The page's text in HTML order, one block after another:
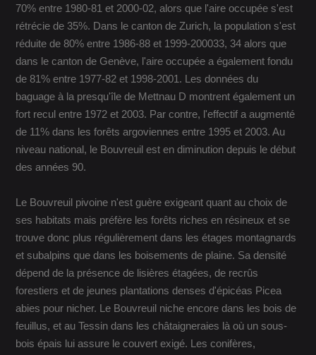
70% entre 1980-81 et 2000-02, alors que l'aire occupée s'est
rétrécie de 35%. Dans le canton de Zurich, la population s'est
réduite de 80% entre 1986-88 et 1999-200033, 34 alors que
dans le canton de Genève, l'aire occupée a également fondu
de 81% entre 1977-82 et 1998-2001. Les données du
baguage à la presqu'île de Mettnau D montrent également un
fort recul entre 1972 et 2003. Par contre, l'effectif a augmenté
de 11% dans les forêts argoviennes entre 1995 et 2003. Au
niveau national, le Bouvreuil est en diminution depuis le début
des années 90.
Le Bouvreuil pivoine n'est guère exigeant quant au choix de
ses habitats mais préfère les forêts riches en résineux et se
trouve donc plus régulièrement dans les étages montagnards
et subalpins que dans les boisements de plaine. Sa densité
dépend de la présence de lisières étagées, de recrûs
forestiers et de jeunes plantations denses d'épicéas Picea
abies pour nicher. Le Bouvreuil niche encore dans les bois de
feuillus, et au Tessin dans les châtaigneraies là où un sous-
bois épais lui assure le couvert exigé. Les conifères,